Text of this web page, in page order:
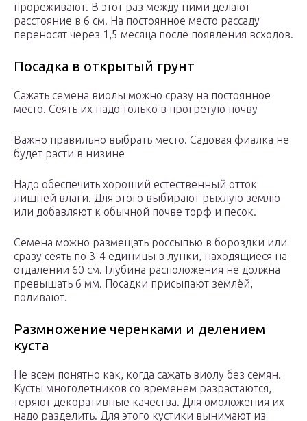
прореживают. В этот раз между ними делают
расстояние в 6 см. На постоянное место рассаду
переносят через 1,5 месяца после появления всходов.
Посадка в открытый грунт
Сажать семена виолы можно сразу на постоянное
место. Сеять их надо только в прогретую почву
Важно правильно выбрать место. Садовая фиалка не
будет расти в низине
Надо обеспечить хороший естественный отток
лишней влаги. Для этого выбирают рыхлую землю
или добавляют к обычной почве торф и песок.
Семена можно размещать россыпью в бороздки или
сразу сеять по 3-4 единицы в лунки, находящиеся на
отдалении 60 см. Глубина расположения не должна
превышать 6 мм. Посадки присыпают землёй,
поливают.
Размножение черенками и делением
куста
Не всем понятно как, когда сажать виолу без семян.
Кусты многолетников со временем разрастаются,
теряют декоративные качества. Для омоложения их
надо разделить. Для этого кустики вынимают из